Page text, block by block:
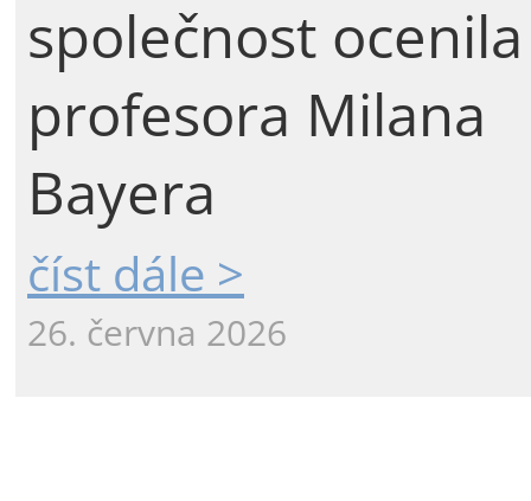
společnost ocenila
profesora Milana
Bayera
číst dále >
26. června 2026